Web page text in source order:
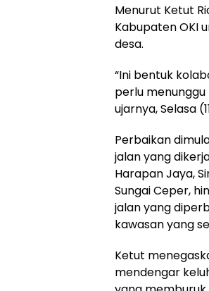
Menurut Ketut
Kabupaten OKI
desa.
“Ini bentuk
perlu
ujarnya, Selasa
Perbaikan
jalan yang
Harapan Jaya,
Sungai Ceper,
jalan yang
kawasan yang
Ketut
mendengar